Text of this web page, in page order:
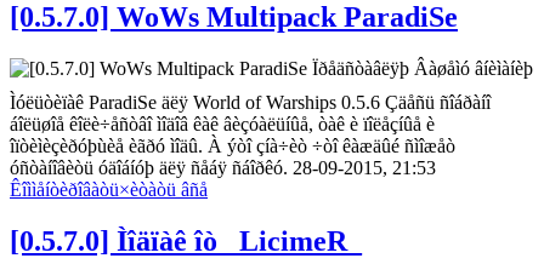
[0.5.7.0] WoWs Multipack ParadiSe
Ïðåäñòàâëÿþ Âàøåìó âíèìàíèþ
Ìóëüòèïàê ParadiSe äëÿ World of Warships 0.5.6 Çäåñü ñîáðàíî
áîëüøîå êîëè÷åñòâî ìîäîâ êàê âèçóàëüíûå, òàê è ïîëåçíûå è
îïòèìèçèðóþùèå èãðó ìîäû. À ýòî çíà÷èò ÷òî êàæäûé ñìîæåò
óñòàíîâèòü óäîáíóþ äëÿ ñåáÿ ñáîðêó. 28-09-2015, 21:53
Êîììåíòèðîâàòü×èòàòü âñå
[0.5.7.0] Ìîäïàê îò _LicimeR_